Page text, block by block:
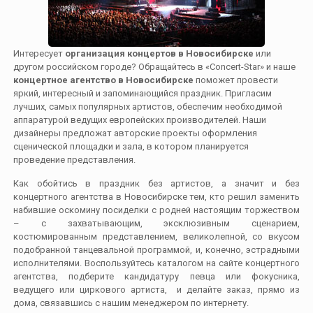
Интересует организация концертов в Новосибирске или
другом российском городе? Обращайтесь в «Concert-Star» и наше
концертное агентство в Новосибирске поможет провести
яркий, интересный и запоминающийся праздник. Пригласим
лучших, самых популярных артистов, обеспечим необходимой
аппаратурой ведущих европейских производителей. Наши
дизайнеры предложат авторские проекты оформления
сценической площадки и зала, в котором планируется
проведение представления.
Как обойтись в праздник без артистов, а значит и без
концертного агентства в Новосибирске тем, кто решил заменить
набившие оскомину посиделки с родней настоящим торжеством
– с захватывающим, эксклюзивным сценарием,
костюмированным представлением, великолепной, со вкусом
подобранной танцевальной программой, и, конечно, эстрадными
исполнителями. Воспользуйтесь каталогом на сайте концертного
агентства, подберите кандидатуру певца или фокусника,
ведущего или циркового артиста, и делайте заказ, прямо из
дома, связавшись с нашим менеджером по интернету.